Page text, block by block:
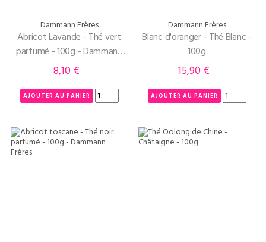
Dammann Frères
Abricot Lavande - Thé vert
parfumé - 100g - Dammann
Frères
Prix
8,10 €
AJOUTER AU PANIER
Dammann Frères
Blanc d'oranger - Thé Blanc -
100g
Prix
15,90 €
AJOUTER AU PANIER